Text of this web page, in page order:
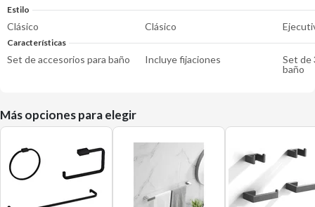
Estilo
Clásico Clásico
Características
Set de accesorios para baño Incluye fijaciones
Set de
baño
Más opciones para elegir